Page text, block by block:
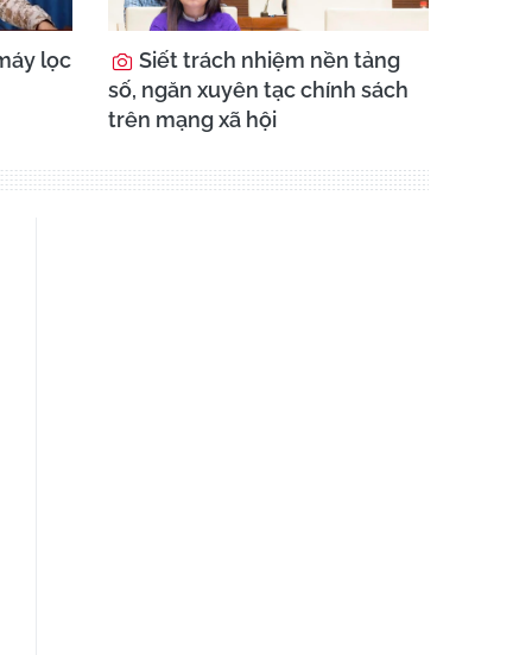
lọc
Siết trách nhiệm nền tảng
số, ngăn xuyên tạc chính sách
trên mạng xã hội